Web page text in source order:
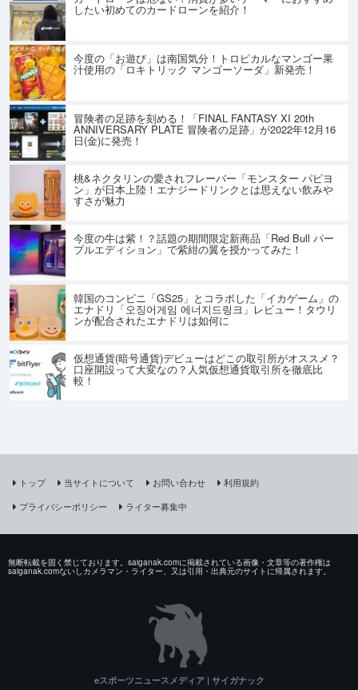
したい初めてのカードローンを紹介！
今度の「お遊び」は南国気分！トロピカルなマンゴー果
汁使用の「ロキトリック マンゴーソーダ」新発売！
冒険者の足跡を刻める！「FINAL FANTASY XI 20th
ANNIVERSARY PLATE 冒険者の足跡」が2022年12月16
日(金)に発売！
桃&ネクタリンの愛されフレーバー「モンスター パピヨ
ン」が日本上陸！エナジードリンクとは思えない飲みや
すさが魅力
今度の牛は紫！？話題の期間限定新商品「Red Bull パー
プルエディション」で紫紺の翼を授かってみた！
韓国のコンビニ「GS25」とコラボした「イカゲーム」の
エナドリ「오징어게임 에너지드링크」レビュー！タウリ
ンが配合されたエナドリは如何に
仮想通貨(暗号通貨)デビューはどこの取引所がオススメ？
口座開設って大変なの？人気仮想通貨取引所を徹底比
較！
トップ 当サイトについて お問い合わせ
利用規約
プライバシーポリシー
ライター募集中
無断転載を固く禁じております。saiganak.comに掲載されている画像・文章等の著作権は
saiganak.comないしカメラマン・ライター、又は引用・出典元のサイトに帰属されます。
eスポーツニュースメディア | サイガナック